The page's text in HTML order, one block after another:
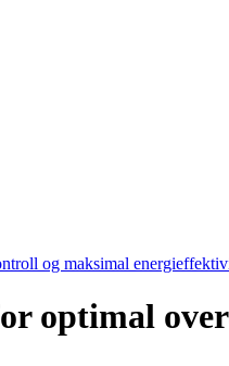
og maksimal
optimal